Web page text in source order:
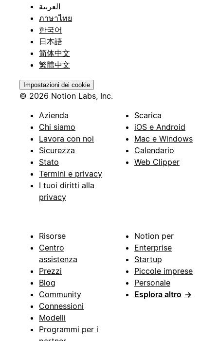
العربية
ภาษาไทย
한국어
日本語
简体中文
繁體中文
Impostazioni dei cookie
© 2026 Notion Labs, Inc.
Azienda
Chi siamo
Lavora con noi
Sicurezza
Stato
Termini e privacy
I tuoi diritti alla
privacy
Scarica
iOS e Android
Mac e Windows
Calendario
Web Clipper
Risorse
Centro
assistenza
Prezzi
Blog
Community
Connessioni
Modelli
Programmi per i
Notion per
Enterprise
Startup
Piccole imprese
Personale
Esplora altro →